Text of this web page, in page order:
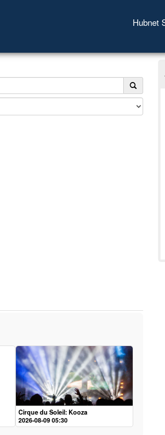
Hubnet
Cirque du Soleil: Kooza
2026-08-09 05:30